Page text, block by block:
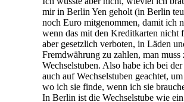
mir in Berlin Yen geholt (in Berlin
noch Euro mitgenommen, damit ich
wenn das mit den Kreditkarten nicht
aber gesetzlich verboten, in Läden
Fremdwährung zu zahlen, man muss
Wechselstuben. Also habe ich bei
auch auf Wechselstuben geachtet,
wo ich sie finde, wenn ich sie
In Berlin ist die Wechselstube wie ein